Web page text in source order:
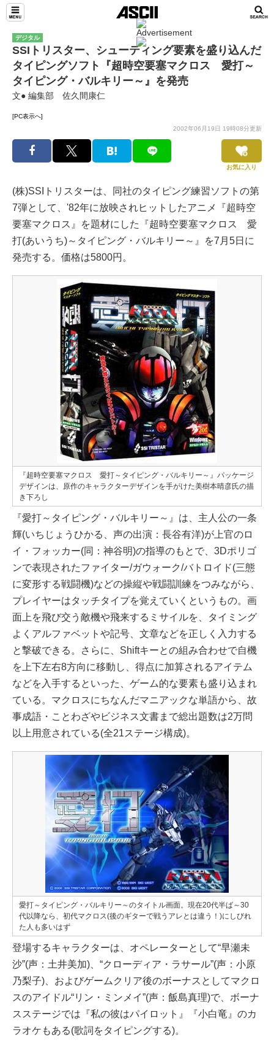
デジタル
SSIトリスター、シューティング要素を盛り込んだ
タイピングソフト『超時空要塞マクロス 愛打～
タイピング・バルキリー～』を発売
文● 編集部 佐久間康仁
[PC表示へ]
2002年06月19日 19時08分更新
お気に入り
(株)SSIトリスターは、同社のタイピング練習ソフトの第
7弾として、'82年に放映されヒットしたアニメ『超時空
要塞マクロス』を題材にした『超時空要塞マクロス 愛
打(あいうち)～タイピング・バルキリー～』を7月5日に
発売する。価格は5800円。
『超時空要塞マクロス 愛打～タイピング・バルキリー～』パッケージ
デザインは、原作のキャラクターデザインを手がけた美樹本晴彦氏の描
き下ろし
『愛打～タイピング・バルキリー～』は、主人公の一条
輝(いちじょうひかる、声の出演：長谷有洋)が上官のロ
イ・フォッカー(同：神谷明)の指導のもとで、3Dポリゴ
ンで表現されたファイター/ガウォーク/バトロイド(三態
に変形する戦闘機)などの操縦や戦闘訓練をつみながら、
プレイヤーはタッチタイプを覚えていくというもの。画
面上を飛び交う敵機や飛来するミサイルを、タイミング
よくアルファベットや記号、文章などを正しく入力する
と撃破できる。さらに、Shiftキーとの組み合わせで自機
を上下左右8方向に移動し、得点に加算されるアイテム
などを入手するといった、ゲーム的な要素も盛り込まれ
ている。マクロスにちなんだマニアックな単語から、故
事成語・ことわざやビジネス文書まで総出題数は2万問
以上用意されている(全21ステージ構成)。
愛打～タイピング・バルキリー～のタイトル画面。現在20代半ば～30
代以降なら、初代マクロス(後のギターで戦うアレとは違う！)にしびれ
た人も多いはず
登場するキャラクターは、オペレーターとして“早瀬未
沙”(声：土井美加)、“クローディア・ラサール”(声：小原
乃梨子)、およびゲームクリア後のボーナスとしてマクロ
スのアイドル“リン・ミンメイ”(声：飯島真理)で、ボーナ
スステージでは『私の彼はパイロット』『小白竜』のカ
ラオケもある(歌詞をタイピングする)。